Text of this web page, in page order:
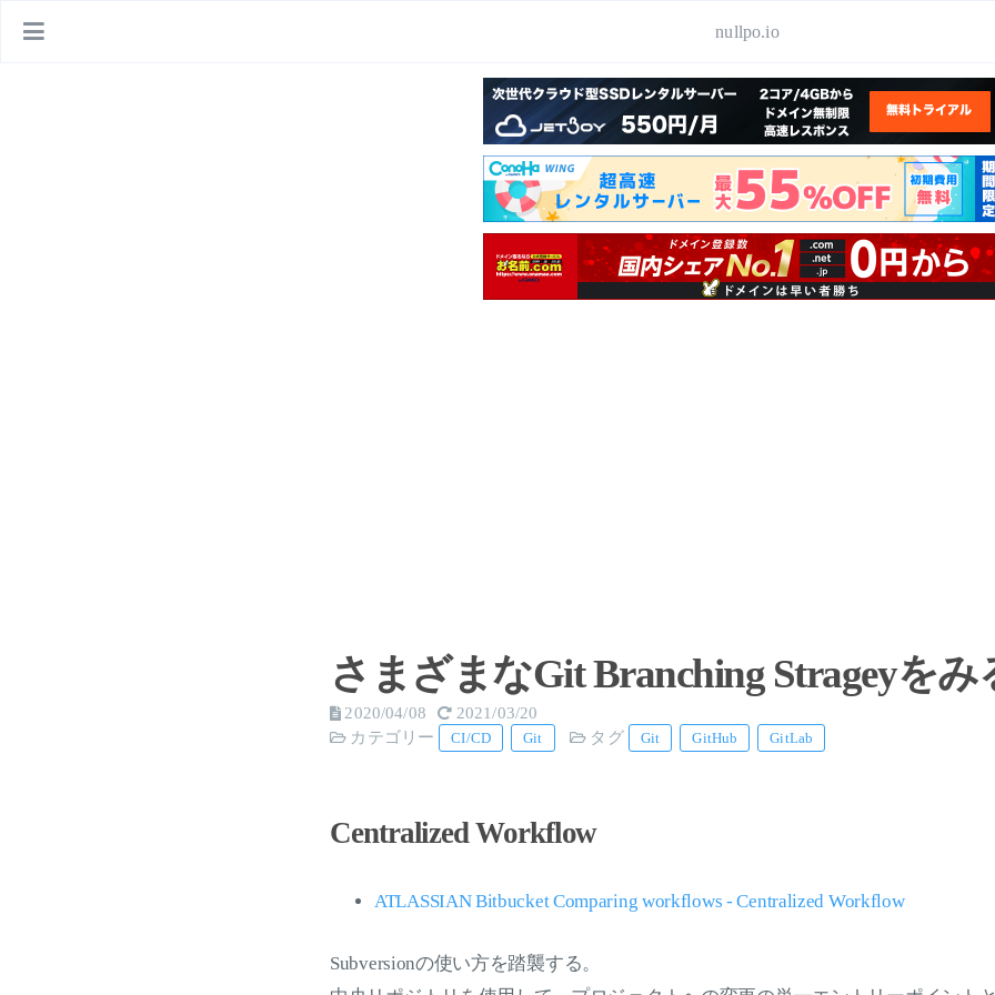
nullpo.io
さまざまなGit Branching Strageyをみ
2020/04/08
2021/03/20
カテゴリー
CI/CD Git タグ Git GitHub GitLab
Centralized Workflow
ATLASSIAN Bitbucket Comparing workflows - Centralized Workflow
Subversionの使い方を踏襲する。